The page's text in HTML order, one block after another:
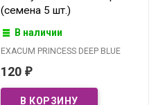
(семена 5 шт.)
В наличии
EXACUM PRINCESS DEEP BLUE
120 ₽